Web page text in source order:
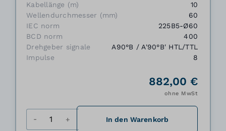
Kabellänge (m)
10
Wellendurchmesser (mm)
60
IEC norm
225B5-Ø60
BCD norm
400
Drehgeber signale
A90°B / A'90°B' HTL/TTL
Impulse
8
882,00 €
ohne MwSt
In den Warenkorb